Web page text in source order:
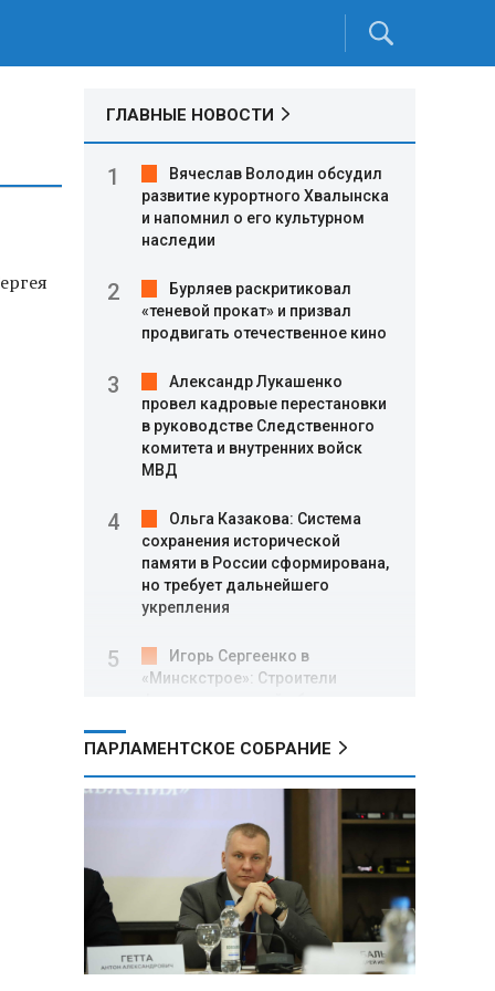
ГЛАВНЫЕ НОВОСТИ
Вячеслав Володин обсудил
развитие курортного Хвалынска
и напомнил о его культурном
наследии
Бурляев раскритиковал
«теневой прокат» и призвал
продвигать отечественное кино
Александр Лукашенко
провел кадровые перестановки
в руководстве Следственного
комитета и внутренних войск
МВД
Ольга Казакова: Система
сохранения исторической
памяти в России сформирована,
но требует дальнейшего
укрепления
Игорь Сергеенко в
«Минскстрое»: Строители
в улучшении охраны труда
МИД РФ: Поездка
Зеленского в США не принесла
ожидаемых результатов
Белорусские школьники
собрали первые «космические»
томаты из семян, побывавших
на орбите
ПАРЛАМЕНТСКОЕ СОБРАНИЕ